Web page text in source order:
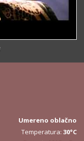
Umereno oblačno
Temperatura: 30°C